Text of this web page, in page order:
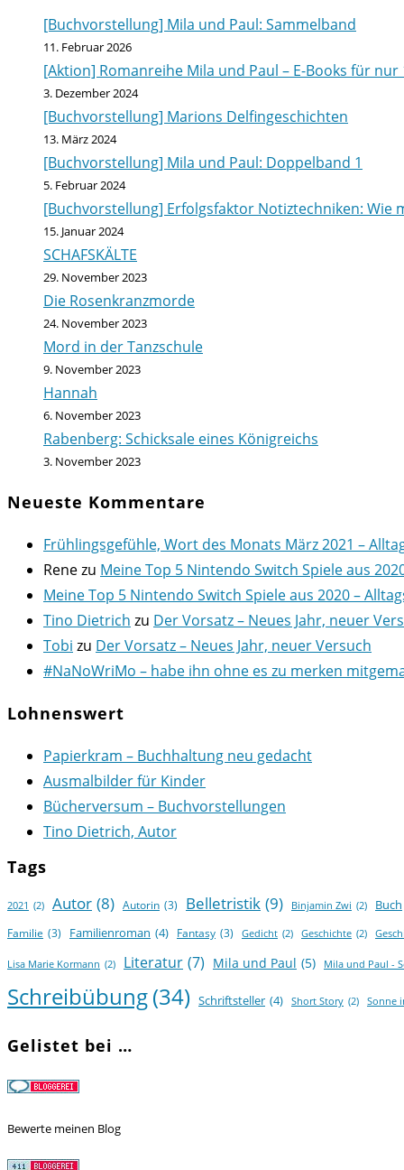
[Buchvorstellung] Mila und Paul: Sammelband
11. Februar 2026
[Aktion] Romanreihe Mila und Paul – E-Books für nur
3. Dezember 2024
[Buchvorstellung] Marions Delfingeschichten
13. März 2024
[Buchvorstellung] Mila und Paul: Doppelband 1
5. Februar 2024
[Buchvorstellung] Erfolgsfaktor Notiztechniken:
15. Januar 2024
SCHAFSKÄLTE
29. November 2023
Die Rosenkranzmorde
24. November 2023
Mord in der Tanzschule
9. November 2023
Hannah
6. November 2023
Rabenberg: Schicksale eines Königreichs
3. November 2023
Neueste Kommentare
Frühlingsgefühle, Wort des Monats März 2021 –
Renezu Meine Top 5 Nintendo Switch Spiele aus
Meine Top 5 Nintendo Switch Spiele aus 2020 –
Tino Dietrich zu Der Vorsatz – Neues Jahr, neuer
Tobi zu Der Vorsatz – Neues Jahr, neuer Versuch
#NaNoWriMo – habe ihn ohne es zu merken
Lohnenswert
Papierkram – Buchhaltung neu gedacht
Ausmalbilder für Kinder
Bücherversum – Buchvorstellungen
Tino Dietrich, Autor
Tags
2021 (2) Autor (8) Autorin (3) Belletristik (9) Binjamin Zwi (2) Buch
Familie (3) Familienroman (4) Fantasy (3) Gedicht (2) Geschichte (2)
Lisa Marie Kormann (2) Literatur (7) Mila und Paul (5) Mila und Paul -
Schreibübung(34) Schriftsteller (4) Short Story (2) Sonne
Gelistet bei …
Bewerte meinen Blog